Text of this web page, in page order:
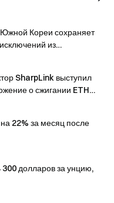
Кореи сохраняет
из
к рыночной
SharpLink выступил
о сжигании ETH
по отношению к
22% за месяц после
долларов за унцию,